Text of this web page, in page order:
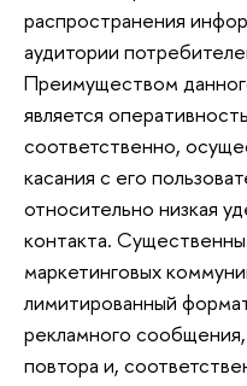
распространения
аудитории
Преимуществом
является
соответственно,
касания с его
относительно низкая
контакта.
маркетинговых
лимитированный
рекламного
повтора и,